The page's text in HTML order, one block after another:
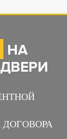
НА